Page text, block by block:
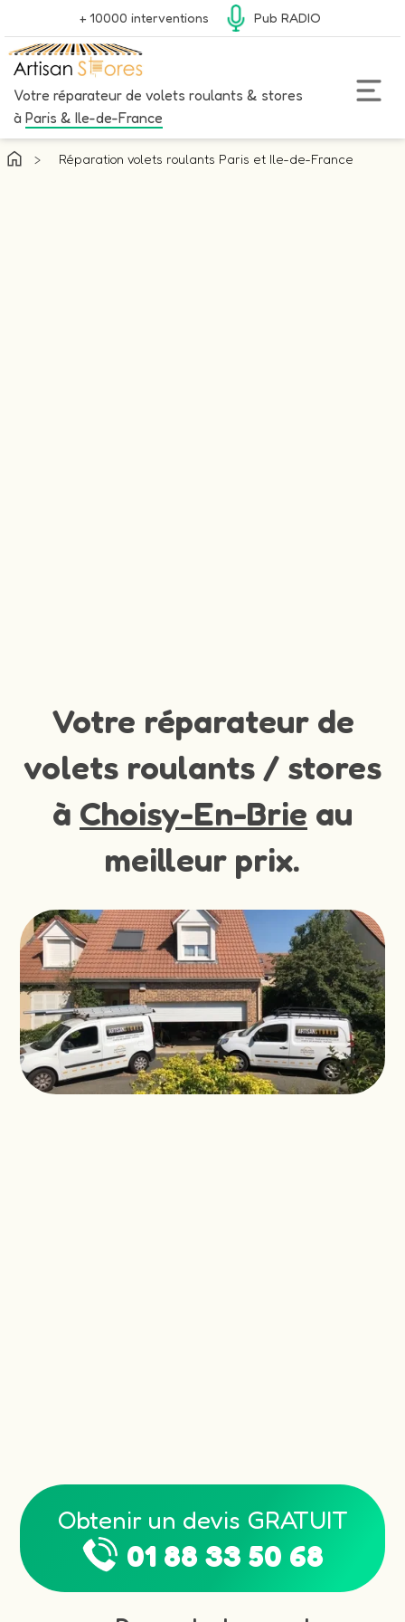
+ 10000 interventions Pub RADIO
Votre réparateur de volets roulants & stores
à Paris & Ile-de-France
> Réparation volets roulants Paris et Ile-de-France
Votre réparateur de
volets roulants / stores
à Choisy-En-Brie au
meilleur prix.
Obtenir un devis GRATUIT
01 88 33 50 68